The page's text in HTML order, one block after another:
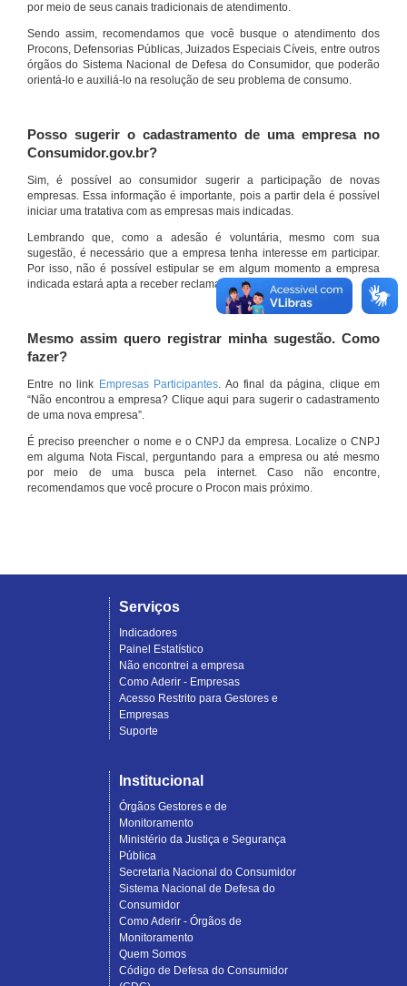
por meio de seus canais tradicionais de atendimento.
Sendo assim, recomendamos que você busque o atendimento dos
Procons, Defensorias Públicas, Juizados Especiais Cíveis, entre outros
órgãos do Sistema Nacional de Defesa do Consumidor, que poderão
orientá-lo e auxiliá-lo na resolução de seu problema de consumo.
Posso sugerir o cadastramento de uma empresa no
Consumidor.gov.br?
Sim, é possível ao consumidor sugerir a participação de novas
empresas. Essa informação é importante, pois a partir dela é possível
iniciar uma tratativa com as empresas mais indicadas.
Lembrando que, como a adesão é voluntária, mesmo com sua
sugestão, é necessário que a empresa tenha interesse em participar.
Por isso, não é possível estipular se em algum momento a empresa
indicada estará apta a receber reclamações por meio do site.
Mesmo assim quero registrar minha sugestão. Como
fazer?
Entre no link Empresas Participantes. Ao final da página, clique em
“Não encontrou a empresa? Clique aqui para sugerir o cadastramento
de uma nova empresa”.
É preciso preencher o nome e o CNPJ da empresa. Localize o CNPJ
em alguma Nota Fiscal, perguntando para a empresa ou até mesmo
por meio de uma busca pela internet. Caso não encontre,
recomendamos que você procure o Procon mais próximo.
Serviços
Indicadores
Painel Estatístico
Não encontrei a empresa
Como Aderir - Empresas
Acesso Restrito para Gestores e
Empresas
Suporte
Institucional
Órgãos Gestores e de
Monitoramento
Ministério da Justiça e Segurança
Pública
Secretaria Nacional do Consumidor
Sistema Nacional de Defesa do
Consumidor
Como Aderir - Órgãos de
Monitoramento
Quem Somos
Código de Defesa do Consumidor